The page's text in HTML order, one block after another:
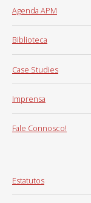
Agenda APM
Biblioteca
Case Studies
Imprensa
Fale Connosco!
Estatutos